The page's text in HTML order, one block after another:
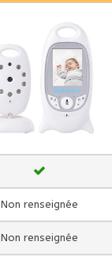
Non renseignée
Non renseignée